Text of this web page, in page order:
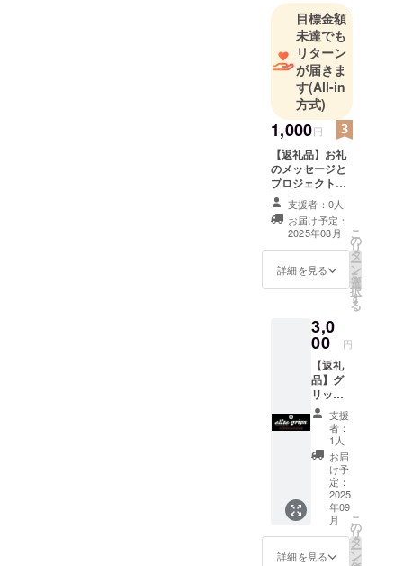
初心者🔰か
ら上級者ま
で楽しめる
施設！
📞042-711-
9370 お問い
合わせくだ
さい
目標金額
未達でも
リターン
が届きま
す(All-in
方式)
1,000円
【返礼品】お礼
のメッセージと
プロジェクトの
経過報告 ご支援
いただいた皆さ
まへ、 感謝の気
持ちを込めて
「お礼のメッ
セージ」と「プ
内容： ・サムズ
アップTOKYOよ
り、感謝の気持
ちを綴ったメッ
セージレター ・
クラウドファン
ディング後の進
捗や、施設の変
化をお伝えする
プロジェクトの
経過報告 お届け
方法： ・メール
または郵送にて
お送りします
（ご支援時にご
す） ・発送予
支援者：0人
お届け予定：
2025年08月
詳細を見る
こ
の
リ
タ
ー
ン
を
選
択
す
る
3,0
00 円
【返礼
品】グ
リップ
交換の
工賃チ
ケット
（10本
分） ＋
お礼の
メッ
セージ
＆プロ
ジェク
トの経
支援
者：
1人
お届
け予
定：
2025
年09
月
詳細を見る
こ
の
リ
タ
ー
ン